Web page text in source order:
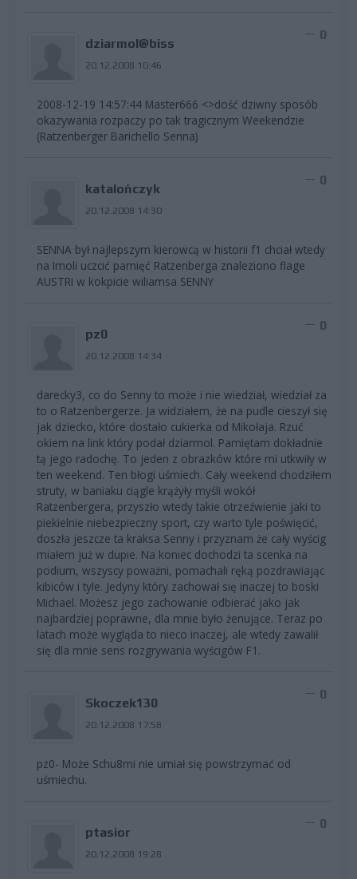
dziarmol@biss
20.12.2008 10:46
0
2008-12-19 14:57:44 Master666 <>dość dziwny sposób
okazywania rozpaczy po tak tragicznym Weekendzie
(Ratzenberger Barichello Senna)
katalończyk
20.12.2008 14:30
0
SENNA był najlepszym kierowcą w historii f1 chciał wtedy
na Imoli uczcić pamięć Ratzenberga znaleziono flage
AUSTRI w kokpicie wiliamsa SENNY
pz0
20.12.2008 14:34
0
darecky3, co do Senny to może i nie wiedział, wiedział za
to o Ratzenbergerze. Ja widziałem, że na pudle cieszył się
jak dziecko, które dostało cukierka od Mikołaja. Rzuć
okiem na link który podał dziarmol. Pamiętam dokładnie
tą jego radochę. To jeden z obrazków które mi utkwiły w
ten weekend. Ten błogi uśmiech. Cały weekend chodziłem
struty, w baniaku ciągle krążyły myśli wokół
Ratzenbergera, przyszło wtedy takie otrzeźwienie jaki to
piekielnie niebezpieczny sport, czy warto tyle poświęcić,
doszła jeszcze ta kraksa Senny i przyznam że cały wyścig
miałem już w dupie. Na koniec dochodzi ta scenka na
podium, wszyscy poważni, pomachali ręką pozdrawiając
kibiców i tyle. Jedyny który zachował się inaczej to boski
Michael. Możesz jego zachowanie odbierać jako jak
najbardziej poprawne, dla mnie było żenujące. Teraz po
latach może wygląda to nieco inaczej, ale wtedy zawalił
się dla mnie sens rozgrywania wyścigów F1.
Skoczek130
20.12.2008 17:58
0
pz0- Może Schu8mi nie umiał się powstrzymać od
uśmiechu.
ptasior
20.12.2008 19:28
0